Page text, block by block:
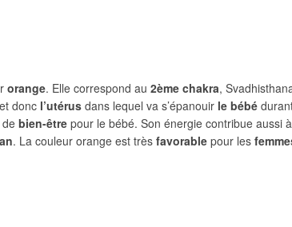
orange. Elle correspond au 2ème chakra,
donc l’utérus dans lequel va s’épanouir le bébé
bien-être pour le bébé. Son énergie contribue aussi à
. La couleur orange est très favorable pour les